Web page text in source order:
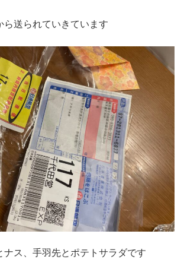
ら送られていきています
ナス、手羽先とポテトサラダです